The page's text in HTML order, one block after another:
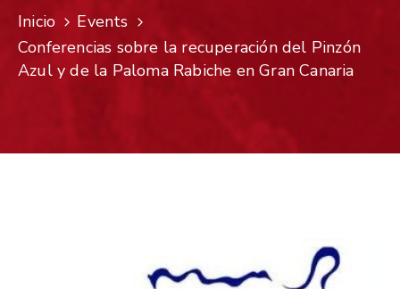
Inicio
Events
Conferencias sobre la recuperación del Pinzón
Azul y de la Paloma Rabiche en Gran Canaria